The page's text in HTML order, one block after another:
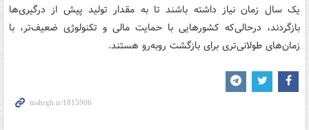
یک سال زمان نیاز داشته باشند تا به مقدار تولید پیش از درگیری‌ها
بازگردند، درحالی‌که کشورهایی با حمایت مالی و تکنولوژی ضعیف‌تر، با
زمان‌های طولانی‌تری برای بازگشت روبه‌رو هستند.